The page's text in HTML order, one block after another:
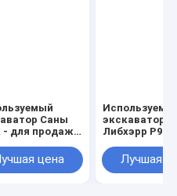
Саны
- для продажи
цена
экскаватор
Либхэрр
Лучшая